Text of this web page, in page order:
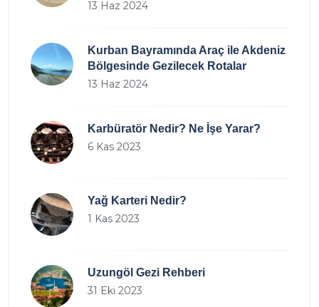
13 Haz 2024
Kurban Bayramında Araç ile Akdeniz
Bölgesinde Gezilecek Rotalar
13 Haz 2024
Karbüratör Nedir? Ne İşe Yarar?
6 Kas 2023
Yağ Karteri Nedir?
1 Kas 2023
Uzungöl Gezi Rehberi
31 Eki 2023